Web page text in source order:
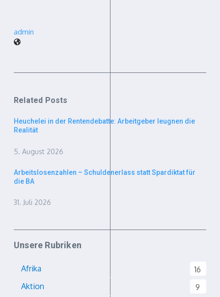
admin
Related Posts
Heuchelei in der Rentendebatte: Arbeitgeber leugnen die
Realität
5. August 2026
Arbeitslosenzahlen – Schuldenerlass statt Spardiktat für
die BA
31. Juli 2026
Unsere Rubriken
Afrika
16
Aktion
9